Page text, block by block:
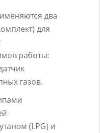
два
для
работы:
газов.
(LPG) и